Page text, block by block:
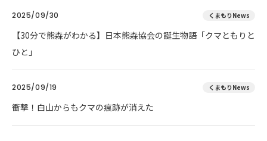
2025/09/30 くまもりNews
【30分で熊森がわかる】日本熊森協会の誕生物語「クマともりと
ひと」
2025/09/19 くまもりNews
衝撃！白山からもクマの痕跡が消えた